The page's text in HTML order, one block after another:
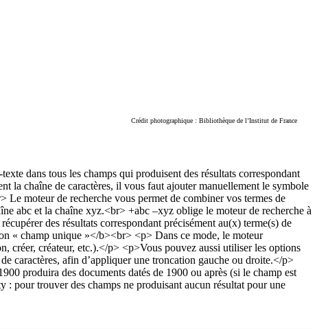
Crédit photographique : Bibliothèque de l’Institut de France